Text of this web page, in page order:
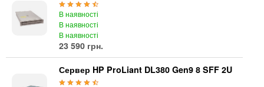
В наявності
В наявності
В наявності
23 590 грн.
Сервер HP ProLiant DL380 Gen9 8 SFF 2U